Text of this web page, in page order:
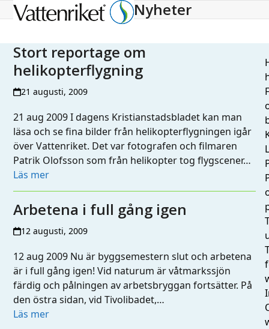
Open
menu
Close
menu
Nyheter
Stort reportage om
helikopterflygning
21 augusti, 2009
21 aug 2009 I dagens Kristianstadsbladet kan man
läsa och se fina bilder från helikopterflygningen igår
över Vattenriket. Det var fotografen och filmaren
Patrik Olofsson som från helikopter tog flygscener…
Läs mer
Arbetena i full gång igen
12 augusti, 2009
12 aug 2009 Nu är byggsemestern slut och arbetena
är i full gång igen! Vid naturum är våtmarkssjön
färdig och pålningen av arbetsbryggan fortsätter. På
den östra sidan, vid Tivolibadet,…
Läs mer